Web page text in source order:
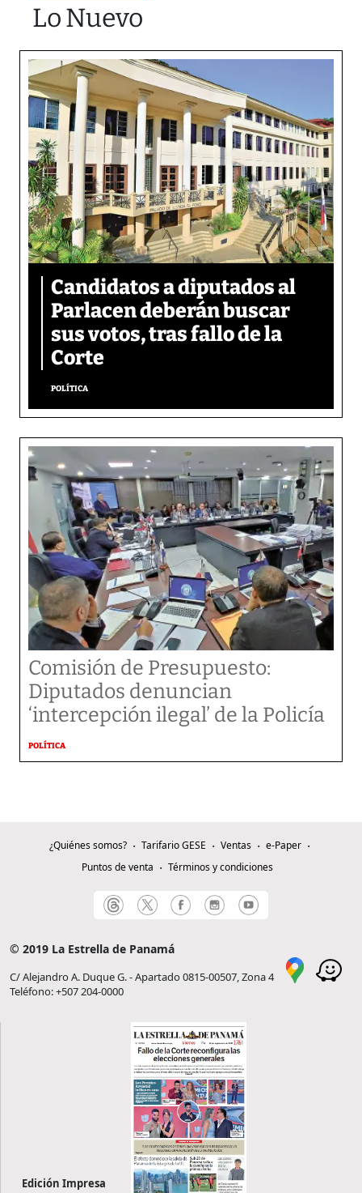
Lo Nuevo
Candidatos a diputados al
Parlacen deberán buscar
sus votos, tras fallo de la
Corte
POLÍTICA
Comisión de Presupuesto:
Diputados denuncian
‘intercepción ilegal’ de la Policía
POLÍTICA
¿Quiénes somos? Tarifario GESE Ventas
e-Paper
Puntos de venta
Términos y condiciones
© 2019 La Estrella de Panamá
C/ Alejandro A. Duque G. - Apartado 0815-00507, Zona 4
Teléfono: +507 204-0000
Edición Impresa